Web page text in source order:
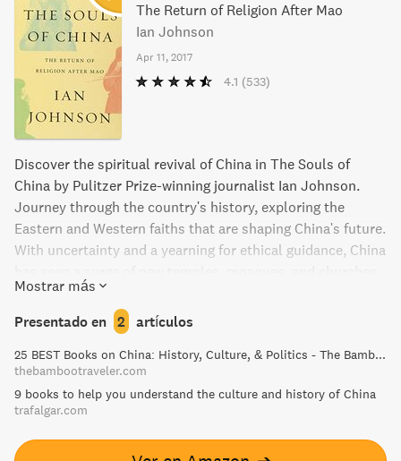
The Return of Religion After Mao
Ian Johnson
Apr 11, 2017
4.1 (533)
Discover the spiritual revival of China in The Souls of
China by Pulitzer Prize-winning journalist Ian Johnson.
Journey through the country's history, exploring the
Eastern and Western faiths that are shaping China's future.
With uncertainty and a yearning for ethical guidance, China
as well as sects and cults. Ian Johnson's firsthand
experiences with underground church members, rural
Daoists, and Buddhist pilgrims allow him to paint a vivid
picture of this awakening of faith in the world's newest
superpower.
Mostrar más
Presentado en 2 artículos
25 BEST Books on China: History, Culture, & Politics - The Bamboo Traveler
thebambootraveler.com
9 books to help you understand the culture and history of China
trafalgar.com